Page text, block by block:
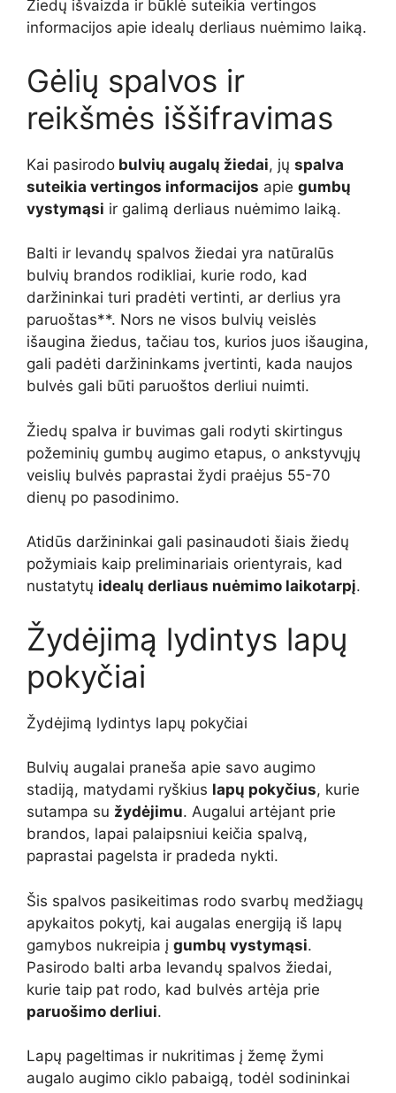
Žiedų išvaizda ir būklė suteikia vertingos
informacijos apie idealų derliaus nuėmimo laiką.
Gėlių spalvos ir
reikšmės iššifravimas
Kai pasirodo bulvių augalų žiedai, jų spalva
suteikia vertingos informacijos apie gumbų
vystymąsi ir galimą derliaus nuėmimo laiką.
Balti ir levandų spalvos žiedai yra natūralūs
bulvių brandos rodikliai, kurie rodo, kad
daržininkai turi pradėti vertinti, ar derlius yra
paruoštas**. Nors ne visos bulvių veislės
išaugina žiedus, tačiau tos, kurios juos išaugina,
gali padėti daržininkams įvertinti, kada naujos
bulvės gali būti paruoštos derliui nuimti.
Žiedų spalva ir buvimas gali rodyti skirtingus
požeminių gumbų augimo etapus, o ankstyvųjų
veislių bulvės paprastai žydi praėjus 55-70
dienų po pasodinimo.
Atidūs daržininkai gali pasinaudoti šiais žiedų
požymiais kaip preliminariais orientyrais, kad
nustatytų idealų derliaus nuėmimo laikotarpį.
Žydėjimą lydintys lapų
pokyčiai
Žydėjimą lydintys lapų pokyčiai
Bulvių augalai praneša apie savo augimo
stadiją, matydami ryškius lapų pokyčius, kurie
sutampa su žydėjimu. Augalui artėjant prie
brandos, lapai palaipsniui keičia spalvą,
paprastai pagelsta ir pradeda nykti.
Šis spalvos pasikeitimas rodo svarbų medžiagų
apykaitos pokytį, kai augalas energiją iš lapų
gamybos nukreipia į gumbų vystymąsi.
Pasirodo balti arba levandų spalvos žiedai,
kurie taip pat rodo, kad bulvės artėja prie
paruošimo derliui.
Lapų pageltimas ir nukritimas į žemę žymi
augalo augimo ciklo pabaigą, todėl sodininkai